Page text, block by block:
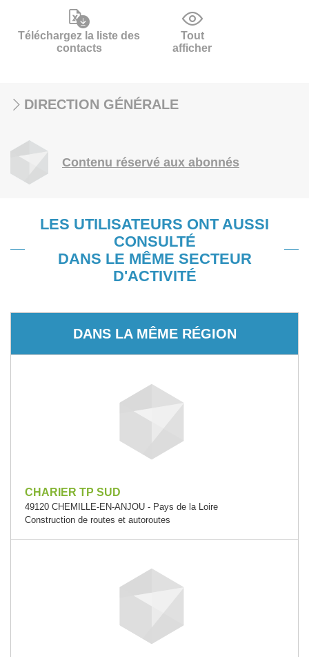
Téléchargez la liste des
contacts
Tout
afficher
DIRECTION GÉNÉRALE
Contenu réservé aux abonnés
LES UTILISATEURS ONT AUSSI
CONSULTÉ
DANS LE MÊME SECTEUR
D'ACTIVITÉ
DANS LA MÊME RÉGION
CHARIER TP SUD
49120 CHEMILLE-EN-ANJOU - Pays de la Loire
Construction de routes et autoroutes